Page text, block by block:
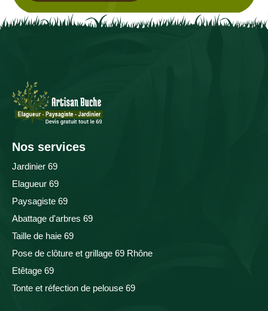
Nos services
Jardinier 69
Elagueur 69
Paysagiste 69
Abattage d'arbres 69
Taille de haie 69
Pose de clôture et grillage 69 Rhône
Etêtage 69
Tonte et réfection de pelouse 69